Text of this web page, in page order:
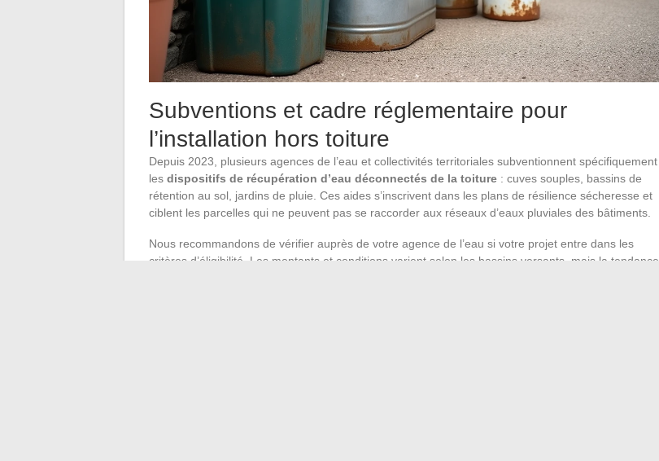
Subventions et cadre réglementaire pour
l’installation hors toiture
Depuis 2023, plusieurs agences de l’eau et collectivités territoriales subventionnent spécifiquement
les dispositifs de récupération d’eau déconnectés de la toiture : cuves souples, bassins de
rétention au sol, jardins de pluie. Ces aides s’inscrivent dans les plans de résilience sécheresse et
ciblent les parcelles qui ne peuvent pas se raccorder aux réseaux d’eaux pluviales des bâtiments.
Nous recommandons de vérifier auprès de votre agence de l’eau si votre projet entre dans les
critères d’éligibilité. Les montants et conditions varient selon les bassins versants, mais la tendance